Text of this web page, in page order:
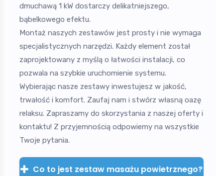
dmuchawą 1 kW dostarczy delikatniejszego,
bąbelkowego efektu.
Montaż naszych zestawów jest prosty i nie wymaga
specjalistycznych narzędzi. Każdy element został
zaprojektowany z myślą o łatwości instalacji, co
pozwala na szybkie uruchomienie systemu.
Wybierając nasze zestawy inwestujesz w jakość,
trwałość i komfort. Zaufaj nam i stwórz własną oazę
relaksu. Zapraszamy do skorzystania z naszej oferty i
kontaktu! Z przyjemnością odpowiemy na wszystkie
Twoje pytania.
Co to jest zestaw masażu powietrznego?